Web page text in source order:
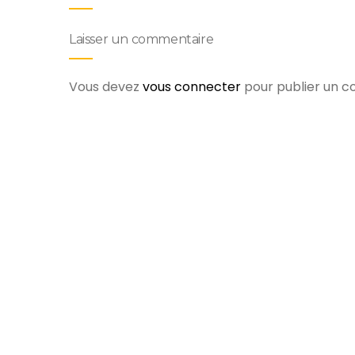
Laisser un commentaire
Vous devez vous connecter pour publier un